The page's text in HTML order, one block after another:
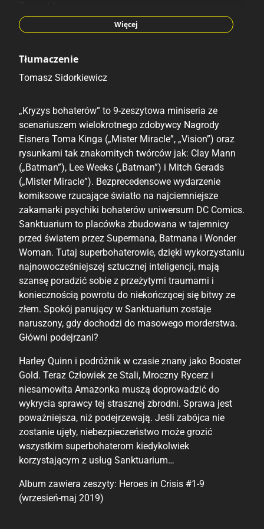
Jorge Fornes
Więcej
Tłumaczenie
Tomasz Sidorkiewicz
„Kryzys bohaterów” to 9-zeszytowa miniseria ze
scenariuszem wielokrotnego zdobywcy Nagrody
Eisnera Toma Kinga („Mister Miracle”, „Vision”) oraz
rysunkami tak znakomitych twórców jak: Clay Mann
(„Batman”), Lee Weeks („Batman”) i Mitch Gerads
(„Mister Miracle”). Bezprecedensowe wydarzenie
komiksowe rzucające światło na najciemniejsze
zakamarki psychiki bohaterów uniwersum DC Comics.
Sanktuarium to placówka zbudowana w tajemnicy
przed światem przez Supermana, Batmana i Wonder
Woman. Tutaj superbohaterowie, dzięki wykorzystaniu
najnowocześniejszej sztucznej inteligencji, mają
szansę poradzić sobie z przeżytymi traumami i
koniecznością powrotu do niekończącej się bitwy ze
złem. Spokój panujący w Sanktuarium zostaje
naruszony, gdy dochodzi do masowego morderstwa.
Główni podejrzani?
Harley Quinn i podróżnik w czasie znany jako Booster
Gold. Teraz Człowiek ze Stali, Mroczny Rycerz i
niesamowita Amazonka muszą doprowadzić do
wykrycia sprawcy tej strasznej zbrodni. Sprawa jest
poważniejsza, niż podejrzewają. Jeśli zabójca nie
zostanie ujęty, niebezpieczeństwo może grozić
wszystkim superbohaterom kiedykolwiek
korzystającym z usług Sanktuarium…
Album zawiera zeszyty: Heroes in Crisis #1-9
(wrzesień-maj 2019)